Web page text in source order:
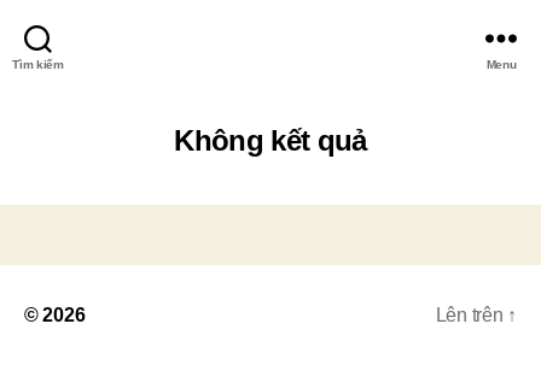
Tìm kiếm Menu
Không kết quả
© 2026 Lên trên ↑